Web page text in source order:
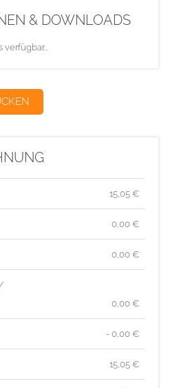
& DOWNLOADS
15,05 €
0,00 €
0,00 €
0,00 €
- 0,00 €
15,05 €